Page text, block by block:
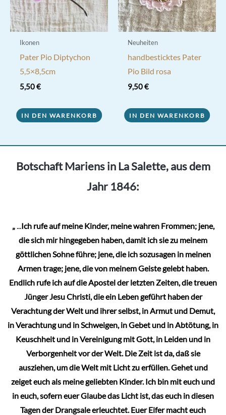
Produktseite
gewählt
werden
Ikonen
Pater Pio Diptychon
5,5×8,5cm
5,50€
IN DEN WARENKORB
Neuheiten
handbesticktes Pater
Pio Bild rosa
9,50€
IN DEN WARENKORB
Botschaft Mariens in La Salette, aus dem
Jahr 1846:
„... Ich rufe auf meine Kinder, meine wahren Frommen; jene,
die sich mir hingegeben haben, damit ich sie zu meinem
göttlichen Sohne führe; jene, die ich sozusagen in meinen
Armen trage; jene, die von meinem Geiste gelebt haben.
Endlich rufe ich auf die Apostel der letzten Zeiten, die treuen
Jünger Jesu Christi, die ein Leben geführt haben der
Verachtung der Welt und ihrer selbst, in Armut und Demut,
in Verachtung und in Schweigen, in Gebet und in Abtötung, in
Keuschheit und in Vereinigung mit Gott, in Leiden und in
Verborgenheit vor der Welt. Die Zeit ist da, daß sie
ausziehen, um die Welt mit Licht zu erfüllen. Gehet und
zeiget euch als meine geliebten Kinder. Ich bin mit euch und
in euch, sofern euer Glaube das Licht ist, das euch in diesen
Tagen der Drangsale erleuchtet. Euer Eifer macht euch